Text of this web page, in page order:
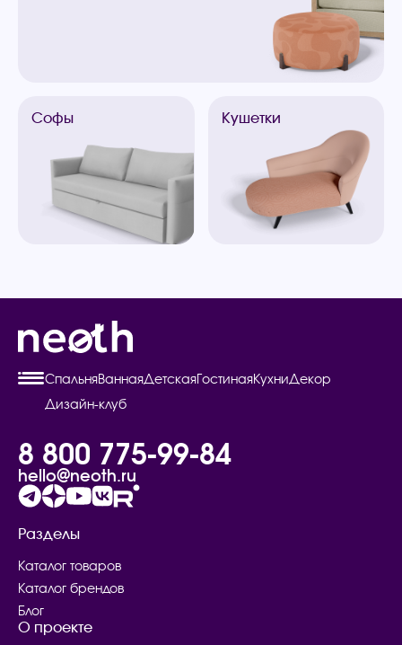
Софы Кушетки
СпальняВаннаяДетскаяГостинаяКухниДекор
Дизайн-клуб
8 800 775-99-84
hello@neoth.ru
Разделы
Каталог товаров
Каталог брендов
Блог
О проекте